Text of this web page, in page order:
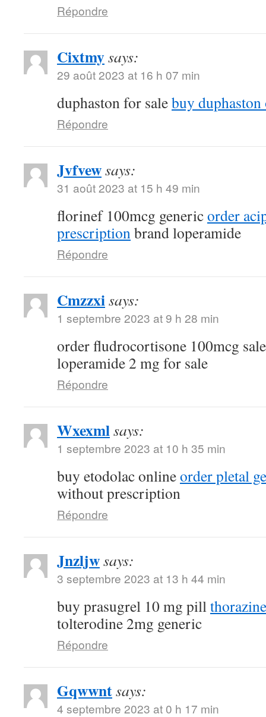
Répondre
Cixtmysays:
29 août 2023 at 16 h 07 min
duphaston for salebuy
Répondre
Jvfvewsays:
31 août 2023 at 15 h 49 min
florinef 100mcg genericorder
prescriptionbrand loperamide
Répondre
Cmzzxisays:
1 septembre 2023 at 9 h 28 min
order fludrocortisone 100mcg
loperamide 2 mg for sale
Répondre
Wxexmlsays:
1 septembre 2023 at 10 h 35 min
buy etodolac onlineorder pletal
without prescription
Répondre
Jnzljwsays:
3 septembre 2023 at 13 h 44 min
buy prasugrel 10 mg pill
tolterodine 2mg generic
Répondre
Gqwwntsays:
4 septembre 2023 at 0 h 17 min